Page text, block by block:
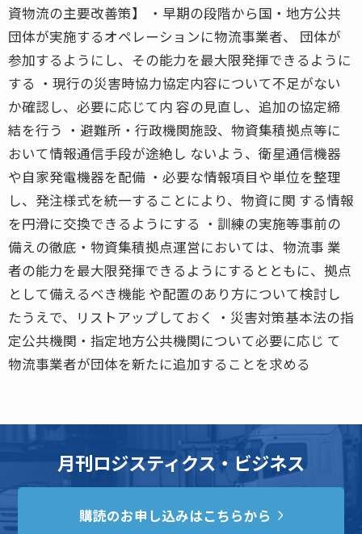
資物流の主要改善策】 ・早期の段階から国・地方公共
団体が実施するオペレーションに物流事業者、 団体が
参加するようにし、その能力を最大限発揮できるように
する ・現行の災害時協力協定内容について不足がない
か確認し、必要に応じて内 容の見直し、追加の協定締
結を行う ・避難所・行政機関施設、物資集積拠点等に
おいて情報通信手段が途絶し ないよう、衛星通信機器
や自家発電機器を配備 ・必要な情報項目や単位を整理
し、発注様式を統一することにより、物資に関 する情報
を円滑に交換できるようにする ・訓練の実施等事前の
備えの徹底・物資集積拠点運営においては、物流事 業
者の能力を最大限発揮できるようにするとともに、拠点
として備えるべき機能 や配置のあり方について検討し
たうえで、リストアップしておく ・災害対策基本法の指
定公共機関・指定地方公共機関について必要に応じ て
物流事業者が団体を新たに追加することを求める
月刊ロジスティクス・ビジネス
購読のお申し込みはこちらから